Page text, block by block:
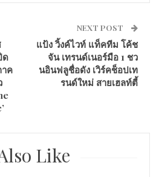
ด
ค
NEXT POST
แป้ง วิ้งค์ไวท์ แท็คทีม โค้ช
จัน เทรนด์เนอร์มือ 1 ชว
นอินฟลูชื่อดัง เวิร์คช็อปเท
รนด์ใหม่ สายเฮลท์ตี้
Like